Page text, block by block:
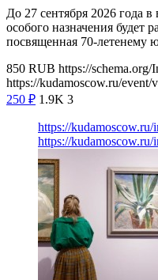
До 27 сентября 2026 года
особого назначения будет
посвященная 70-
850 RUB https://schema.org/
https://kudamoscow.ru/
250 ₽ 1.9K 3
https://kudamoscow.ru/
https://kudamoscow.ru/